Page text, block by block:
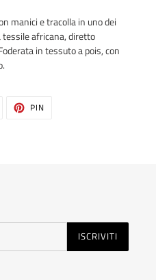
manici e tracolla in uno dei
africana, diretto
in tessuto a pois, con
TWITTA PIN
ISCRIVITI